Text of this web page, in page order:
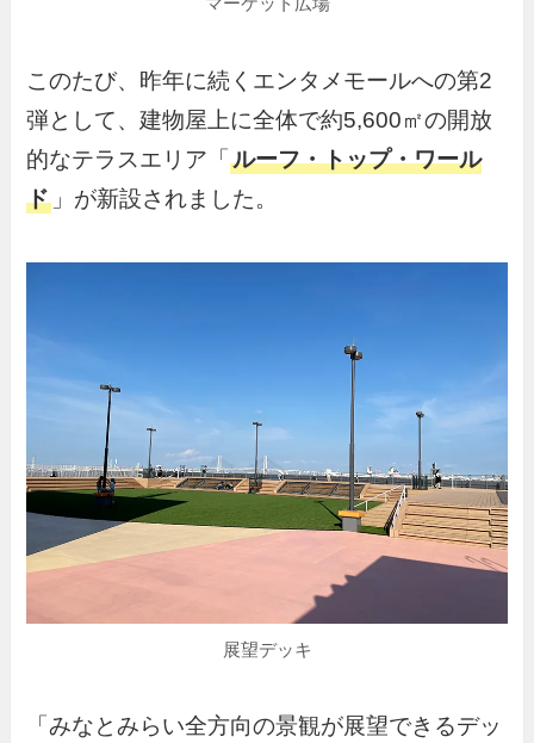
このたび、昨年に続くエンタメモールへの第2
弾として、建物屋上に全体で約5,600㎡の開放
的なテラスエリア「ルーフ・トップ・ワール
ド 」が新設されました。
展望デッキ
「みなとみらい全方向の景観が展望できるデッ